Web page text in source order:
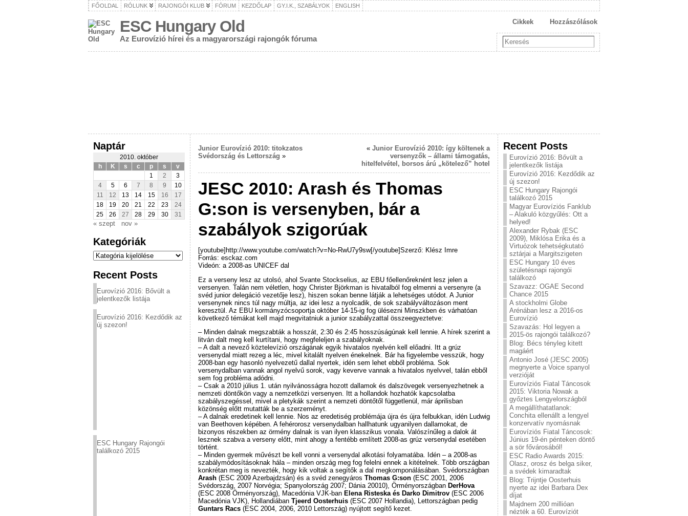
FŐOLDAL RÓLUNK RAJONGÓI KLUB FÓRUM KEZDŐLAP GY.I.K., SZABÁLYOK ENGLISH
ESC Hungary Old
Az Eurovízió hírei és a magyarországi rajongók fóruma
Hozzászólások
Cikkek
Naptár
2010. október
h
K s c p s
v
1
2
3
4
5 6 7 8 9
10
11
12 13 14 15 16
17
18
19 20 21 22 23
24
25
26 27 28 29 30 31
« szept nov »
Kategóriák
Kategóriák
Recent Posts
Eurovízió 2016: Bővült a
jelentkezők listája
Eurovízió 2016: Kezdődik az
új szezon!
ESC Hungary Rajongói
találkozó 2015
Junior Eurovízió 2010: titokzatos
Svédország és Lettország »
« Junior Eurovízió 2010: így költenek a
versenyzők – állami támogatás,
hitelfelvétel, borsos árú „kötelező” hotel
JESC 2010: Arash és Thomas
G:son is versenyben, bár a
szabályok szigorúak
[youtube]http://www.youtube.com/watch?v=No-RwU7y9sw[/youtube]Szerző: Klész Imre
Forrás: esckaz.com
Videón: a 2008-as UNICEF dal
Ez a verseny lesz az utolsó, ahol Svante Stockselius, az EBU főellenőreknént lesz jelen a
versenyen. Talán nem véletlen, hogy Christer Björkman is hivatalból fog elmenni a versenyre (a
svéd junior delegáció vezetője lesz), hiszen sokan benne látják a lehetséges utódot. A Junior
versenynek nincs túl nagy múltja, az idei lesz a nyolcadik, de sok szabályváltozáson ment
keresztül. Az EBU kormányzócsoportja október 14-15-ig fog ülésezni Minszkben és várhatóan
következő témákat kell majd megvitatniuk a junior szabályzattal összeegyeztetve:
– Minden dalnak megszabták a hosszát, 2:30 és 2:45 hosszúságúnak kell lennie. A hírek szerint a
litván dalt meg kell kurtítani, hogy megfeleljen a szabályoknak.
– A dalt a nevező köztelevízió országának egyik hivatalos nyelvén kell előadni. Itt a grúz
versenydal miatt rezeg a léc, mivel kitalált nyelven énekelnek. Bár ha figyelembe vesszük, hogy
2008-ban egy hasonló nyelvezetű dallal nyertek, idén sem lehet ebből probléma. Sok
versenydalban vannak angol nyelvű sorok, vagy keverve vannak a hivatalos nyelvvel, talán ebből
sem fog probléma adódni.
– Csak a 2010 július 1. után nyilvánosságra hozott dallamok és dalszövegek versenyezhetnek a
nemzeti döntőkön vagy a nemzetközi versenyen. Itt a hollandok hozhatók kapcsolatba
szabályszegéssel, mivel a pletykák szerint a nemzeti döntőtől függetlenül, már áprilisban
közönség előtt mutatták be a szerzeményt.
– A dalnak eredetinek kell lennie. Nos az eredetiség problémája újra és újra felbukkan, idén Ludwig
van Beethoven képében. A fehérorosz versenydalban hallhatunk ugyanilyen dallamokat, de
bizonyos részekben az örmény dalnak is van ilyen klasszikus vonala. Valószínűleg a dalok át
lesznek szabva a verseny előtt, mint ahogy a fentébb említett 2008-as grúz versenydal esetében
történt.
– Minden gyermek művészt be kell vonni a versenydal alkotási folyamatába. Idén – a 2008-as
szabálymódosításoknak hála – minden ország meg fog felelni ennek a kitételnek. Több országban
konkrétan meg is nevezték, hogy kik voltak a segítők a dal megkomponálásában. Svédországban
Arash (ESC 2009 Azerbajdzsán) és a svéd zenegyáros Thomas G:son (ESC 2001, 2006
Svédország, 2007 Norvégia; Spanyolország 2007; Dánia 20010), Örményországban DerHova
(ESC 2008 Örményország), Macedónia VJK-ban Elena Risteska és Darko Dimitrov (ESC 2006
Macedónia VJK), Hollandiában Tjeerd Oosterhuis (ESC 2007 Hollandia), Lettországban pedig
Guntars Racs (ESC 2004, 2006, 2010 Lettország) nyújtott segítő kezet.
Recent Posts
Eurovízió 2016: Bővült a
jelentkezők listája
Eurovízió 2016: Kezdődik az
új szezon!
ESC Hungary Rajongói
találkozó 2015
Magyar Eurovíziós Fanklub
– Alakuló közgyűlés: Ott a
helyed!
Alexander Rybak (ESC
2009), Miklósa Erika és a
Virtuózok tehetségkutató
sztárjai a Margitszigeten
ESC Hungary 10 éves
születésnapi rajongói
találkozó
Szavazz: OGAE Second
Chance 2015
A stockholmi Globe
Arénában lesz a 2016-os
Eurovízió
Szavazás: Hol legyen a
2015-ös rajongói találkozó?
Blog: Bécs tényleg kitett
magáért
Antonio José (JESC 2005)
megnyerte a Voice spanyol
verzióját
Eurovíziós Fiatal Táncosok
2015: Viktoria Nowak a
győztes Lengyelországból
A megállíthatatlanok:
Conchita ellenállt a lengyel
konzervatív nyomásnak
Eurovíziós Fiatal Táncosok:
Június 19-én pénteken döntő
a sör fővárosából!
ESC Radio Awards 2015:
Olasz, orosz és belga siker,
a svédek kimaradtak
Blog: Trijntje Oosterhuis
nyerte az idei Barbara Dex
díjat
Majdnem 200 millióan
nézték a 60. Eurovíziót